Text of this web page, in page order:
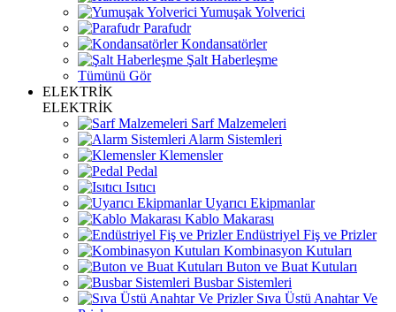
Yumuşak Yolverici
Parafudr
Kondansatörler
Şalt Haberleşme
Tümünü Gör
ELEKTRİK
ELEKTRİK
Sarf Malzemeleri
Alarm Sistemleri
Klemensler
Pedal
Isıtıcı
Uyarıcı Ekipmanlar
Kablo Makarası
Endüstriyel Fiş ve Prizler
Kombinasyon Kutuları
Buton ve Buat Kutuları
Busbar Sistemleri
Sıva Üstü Anahtar Ve